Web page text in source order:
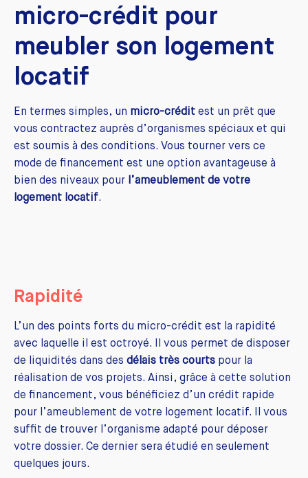
micro-crédit pour
meubler son logement
locatif
En termes simples, un micro-crédit est un prêt que
vous contractez auprès d’organismes spéciaux et qui
est soumis à des conditions. Vous tourner vers ce
mode de financement est une option avantageuse à
bien des niveaux pour
l’ameublement de votre
logement locatif.
Rapidité
L’un des points forts du micro-crédit est la rapidité
avec laquelle il est octroyé. Il vous permet de disposer
de liquidités dans des délais très courts pour la
réalisation de vos projets. Ainsi, grâce à cette solution
de financement, vous bénéficiez d’un crédit rapide
pour l’ameublement de votre logement locatif. Il vous
suffit de trouver l’organisme adapté pour déposer
votre dossier. Ce dernier sera étudié en seulement
quelques jours.